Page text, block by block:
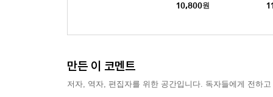
10,800원
만든 이 코멘트
저자, 역자, 편집자를 위한 공간입니다. 독자들에게 전하